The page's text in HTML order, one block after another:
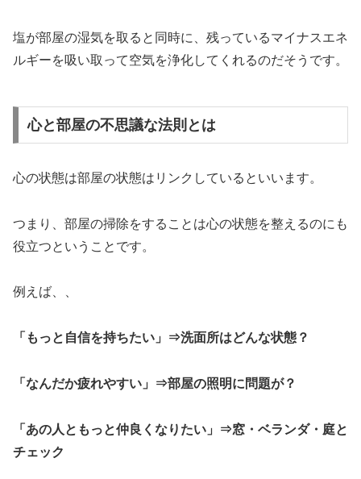
塩が部屋の湿気を取ると同時に、残っているマイナスエネ
ルギーを吸い取って空気を浄化してくれるのだそうです。
心と部屋の不思議な法則とは
心の状態は部屋の状態はリンクしているといいます。
つまり、部屋の掃除をすることは心の状態を整えるのにも
役立つということです。
例えば、、
「もっと自信を持ちたい」⇒洗面所はどんな状態？
「なんだか疲れやすい」⇒部屋の照明に問題が？
「あの人ともっと仲良くなりたい」⇒窓・ベランダ・庭と
チェック